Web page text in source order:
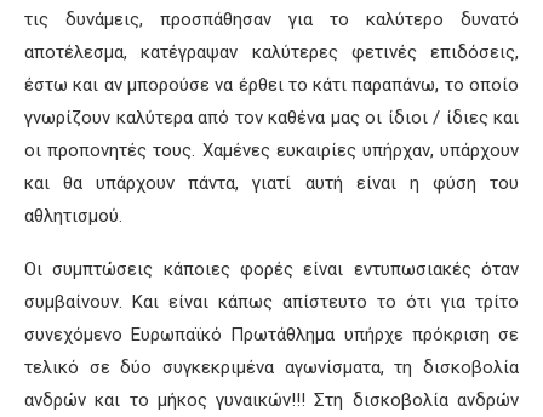
τις δυνάμεις, προσπάθησαν για το καλύτερο δυνατό
αποτέλεσμα, κατέγραψαν καλύτερες φετινές επιδόσεις,
έστω και αν μπορούσε να έρθει το κάτι παραπάνω, το οποίο
γνωρίζουν καλύτερα από τον καθένα μας οι ίδιοι / ίδιες και
οι προπονητές τους. Χαμένες ευκαιρίες υπήρχαν, υπάρχουν
και θα υπάρχουν πάντα, γιατί αυτή είναι η φύση του
αθλητισμού.
Οι συμπτώσεις κάποιες φορές είναι εντυπωσιακές όταν
συμβαίνουν. Και είναι κάπως απίστευτο το ότι για τρίτο
συνεχόμενο Ευρωπαϊκό Πρωτάθλημα υπήρχε πρόκριση σε
τελικό σε δύο συγκεκριμένα αγωνίσματα, τη δισκοβολία
ανδρών και το μήκος γυναικών!!! Στη δισκοβολία ανδρών